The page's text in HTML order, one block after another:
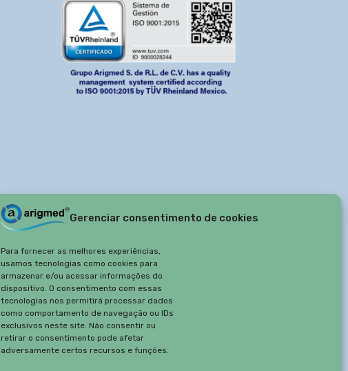
Gerenciar consentimento de cookies
Para fornecer as melhores experiências,
usamos tecnologias como cookies para
armazenar e/ou acessar informações do
dispositivo. O consentimento com essas
tecnologias nos permitirá processar dados
como comportamento de navegação ou IDs
exclusivos neste site. Não consentir ou
retirar o consentimento pode afetar
adversamente certos recursos e funções.